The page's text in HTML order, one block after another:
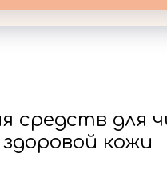
средств для
здоровой кожи